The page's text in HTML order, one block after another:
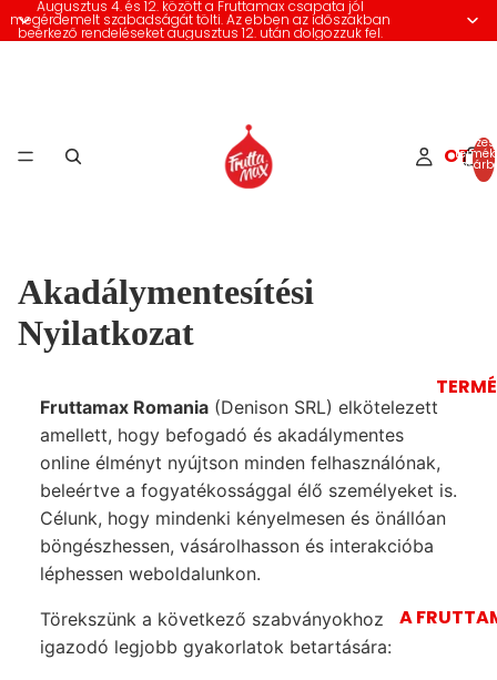
Augusztus 4. és 12. között a Fruttamax csapata jól
megérdemelt szabadságát tölti. Az ebben az időszakban
beérkező rendeléseket augusztus 12. után dolgozzuk fel.
A
Összes
Akadálymentesítési
Nyilatkozat
Fruttamax Romania (Denison SRL) elkötelezett
amellett, hogy befogadó és akadálymentes
online élményt nyújtson minden felhasználónak,
beleértve a fogyatékossággal élő személyeket is.
Célunk, hogy mindenki kényelmesen és önállóan
böngészhessen, vásárolhasson és interakcióba
léphessen weboldalunkon.
Törekszünk a következő szabványokhoz
igazodó legjobb gyakorlatok betartására: